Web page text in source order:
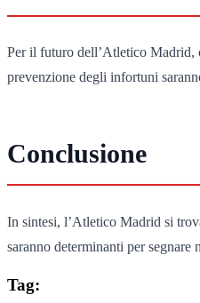
Per il futuro dell’Atletico Madrid,
prevenzione degli infortuni
Conclusione
In sintesi, l’Atletico Madrid si
saranno determinanti per
Tag: